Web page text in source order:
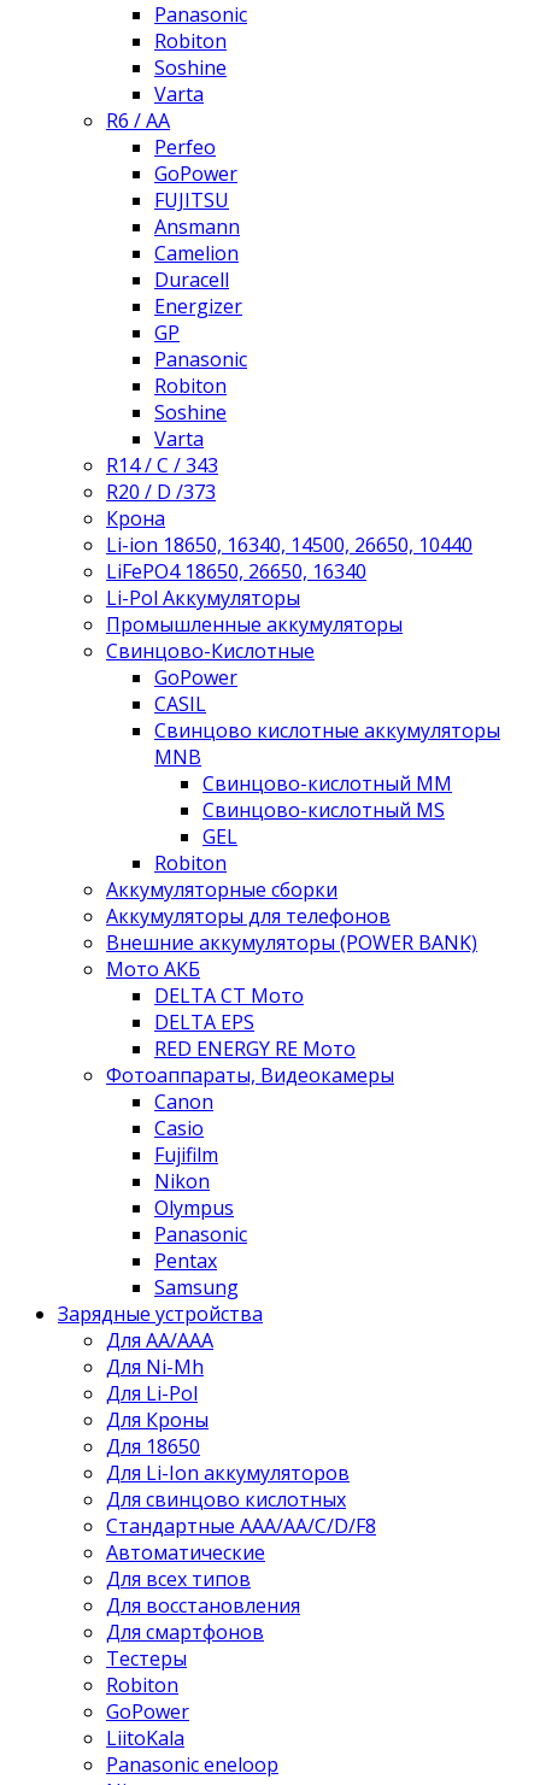
Panasonic
Robiton
Soshine
Varta
R6 / AA
Perfeo
GoPower
FUJITSU
Ansmann
Camelion
Duracell
Energizer
GP
Panasonic
Robiton
Soshine
Varta
R14 / C / 343
R20 / D /373
Крона
Li-ion 18650, 16340, 14500, 26650, 10440
LiFePO4 18650, 26650, 16340
Li-Pol Аккумуляторы
Промышленные аккумуляторы
Свинцово-Кислотные
GoPower
CASIL
Свинцово кислотные аккумуляторы
MNB
Cвинцово-кислотный MM
Cвинцово-кислотный MS
GEL
Robiton
Аккумуляторные сборки
Аккумуляторы для телефонов
Внешние аккумуляторы (POWER BANK)
Мото АКБ
DELTA CT Мото
DELTA EPS
RED ENERGY RE Мото
Фотоаппараты, Видеокамеры
Canon
Casio
Fujifilm
Nikon
Olympus
Panasonic
Pentax
Samsung
Зарядные устройства
Для AA/AAA
Для Ni-Mh
Для Li-Pol
Для Кроны
Для 18650
Для Li-Ion аккумуляторов
Для свинцово кислотных
Стандартные ААА/АА/С/D/F8
Автоматические
Для всех типов
Для восстановления
Для смартфонов
Тестеры
Robiton
GoPower
LiitoKala
Panasonic eneloop